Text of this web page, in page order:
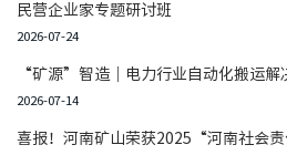
民营企业家专题研讨班
2026-07-24
“矿源”智造｜电力行业自动化搬运解
2026-07-14
喜报！河南矿山荣获2025“河南社会